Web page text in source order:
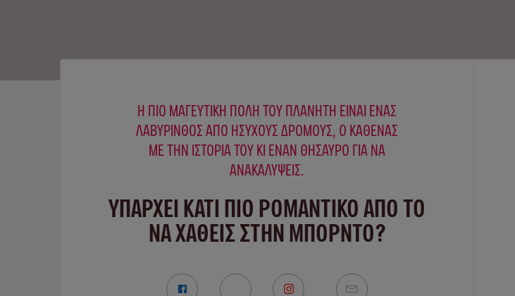
Η ΠΙΟ ΜΑΓΕΥΤΙΚΉ ΠΌΛΗ ΤΟΥ ΠΛΑΝΉΤΗ ΕΊΝΑΙ ΈΝΑΣ
ΛΑΒΎΡΙΝΘΟΣ ΑΠΌ ΉΣΥΧΟΥΣ ΔΡΌΜΟΥΣ, Ο ΚΑΘΈΝΑΣ
ΜΕ ΤΗΝ ΙΣΤΟΡΊΑ ΤΟΥ ΚΙ ΈΝΑΝ ΘΗΣΑΥΡΌ ΓΙΑ ΝΑ
ΑΝΑΚΑΛΎΨΕΙΣ.
ΥΠΑΡΧΕΙ ΚΑΤΙ ΠΙΟ ΡΟΜΑΝΤΙΚΟ ΑΠΟ ΤΟ
ΝΑ ΧΑΘΕΙΣ ΣΤΗΝ ΜΠΟΡΝΤΌ?